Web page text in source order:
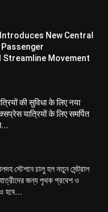
New Central
Streamline Movement
की सुविधा के लिए नया
यात्रियों के लिए समर्पित
স্টেশনে চালু হল নতুন সেন্ট্রাল
জন্য পৃথক প্রবেশ ও
হবে...